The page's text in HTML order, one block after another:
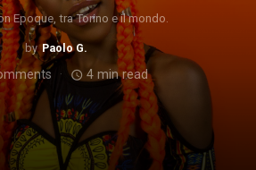
Epoque, tra Torino e il mondo.
Paolo G.
access_time 4 min read